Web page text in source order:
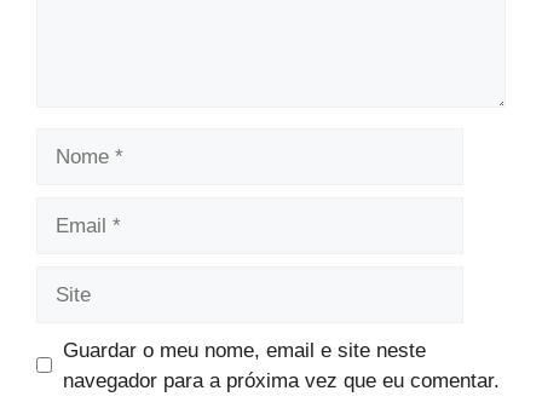
Guardar o meu nome, email e site neste
navegador para a próxima vez que eu comentar.